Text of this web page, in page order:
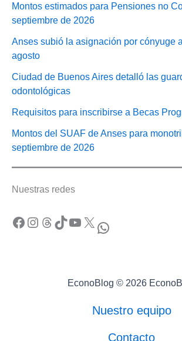
Montos estimados para Pensiones no
septiembre de 2026
Anses subió la asignación por cónyuge
agosto
Ciudad de Buenos Aires detalló las
odontológicas
Requisitos para inscribirse a Becas
Montos del SUAF de Anses para
septiembre de 2026
Nuestras redes
Facebook Instagram Threads TikTok YouTube X WhatsApp
EconoBlog © 2026
Nuestro equipo
Contacto